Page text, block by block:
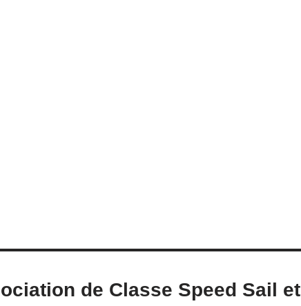
de Classe Speed Sail et